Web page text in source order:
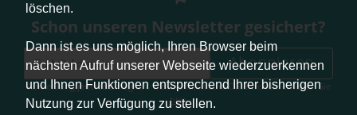
löschen.
Dann ist es uns möglich, Ihren Browser beim
nächsten Aufruf unserer Webseite wiederzuerkennen
und Ihnen Funktionen entsprechend Ihrer bisherigen
Nutzung zur Verfügung zu stellen.
Schon unseren Newsletter gesichert?
Abonnieren
Abmeldung jederzeit möglich. Weitere Infos zum Datenschutz erhalten Sie
hier.